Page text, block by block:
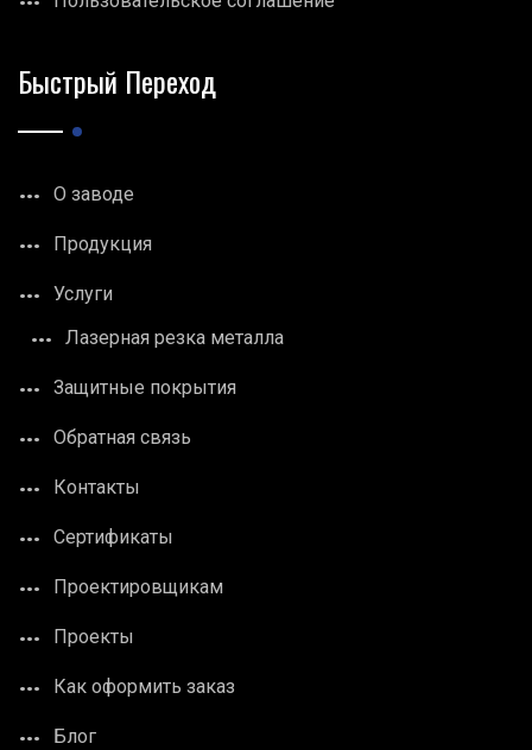
Быстрый Переход
О заводе
Продукция
Услуги
Лазерная резка металла
Защитные покрытия
Обратная связь
Контакты
Сертификаты
Проектировщикам
Проекты
Как оформить заказ
Блог